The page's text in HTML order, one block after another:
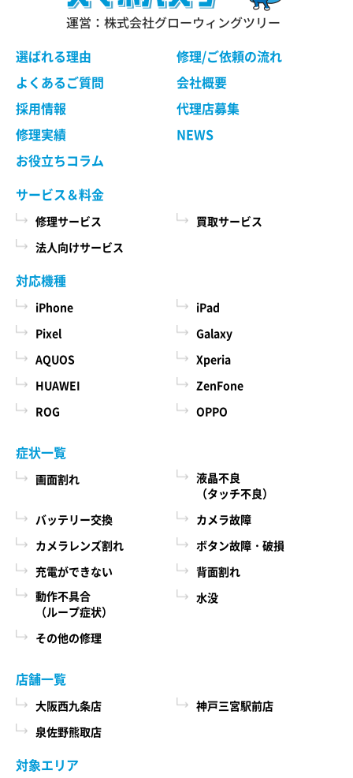
運営：株式会社グローウィングツリー
選ばれる理由
修理/ご依頼の流れ
よくあるご質問
会社概要
採用情報
代理店募集
修理実績
NEWS
お役立ちコラム
サービス＆料金
修理サービス
買取サービス
法人向けサービス
対応機種
iPhone
iPad
Pixel
Galaxy
AQUOS
Xperia
HUAWEI
ZenFone
ROG
OPPO
症状一覧
画面割れ
液晶不良
（タッチ不良）
バッテリー交換
カメラ故障
カメラレンズ割れ
ボタン故障・破損
充電ができない
背面割れ
動作不具合
（ループ症状）
水没
その他の修理
店舗一覧
大阪西九条店
神戸三宮駅前店
泉佐野熊取店
対象エリア